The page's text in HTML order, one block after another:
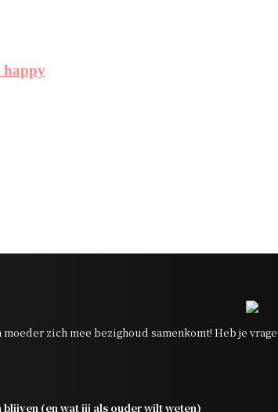
happy
zich mee bezighoud samenkomt! Heb je
(en wat jij als ouder wilt weten)